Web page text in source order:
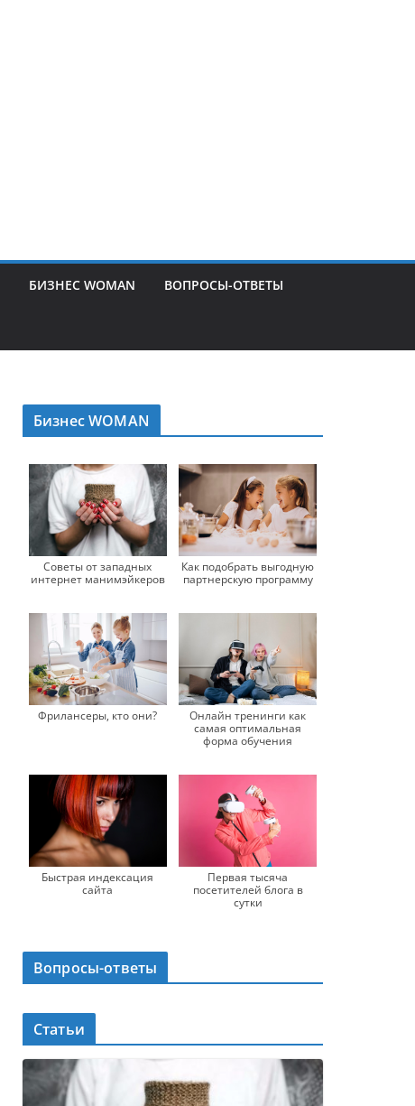
БИЗНЕС WOMAN ВОПРОСЫ-ОТВЕТЫ
Бизнес WOMAN
Советы от западных
интернет манимэйкеров
Как подобрать выгодную
партнерскую программу
Фрилансеры, кто они?
Онлайн тренинги как
самая оптимальная
форма обучения
Быстрая индексация
сайта
Первая тысяча
посетителей блога в
сутки
Вопросы-ответы
Статьи